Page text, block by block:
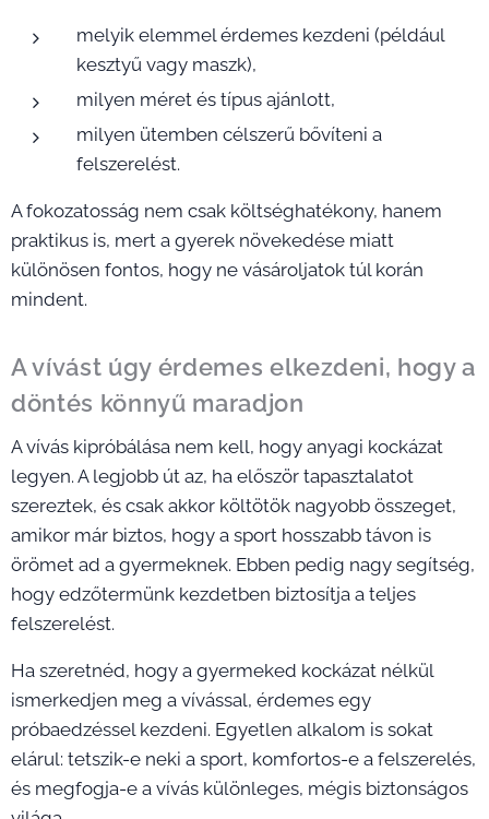
melyik elemmel érdemes kezdeni (például
kesztyű vagy maszk),
milyen méret és típus ajánlott,
milyen ütemben célszerű bővíteni a
felszerelést.
A fokozatosság nem csak költséghatékony, hanem
praktikus is, mert a gyerek növekedése miatt
különösen fontos, hogy ne vásároljatok túl korán
mindent.
A vívást úgy érdemes elkezdeni, hogy a
döntés könnyű maradjon
A vívás kipróbálása nem kell, hogy anyagi kockázat
legyen. A legjobb út az, ha először tapasztalatot
szereztek, és csak akkor költötök nagyobb összeget,
amikor már biztos, hogy a sport hosszabb távon is
örömet ad a gyermeknek. Ebben pedig nagy segítség,
hogy edzőtermünk kezdetben biztosítja a teljes
felszerelést.
Ha szeretnéd, hogy a gyermeked kockázat nélkül
ismerkedjen meg a vívással, érdemes egy
próbaedzéssel kezdeni. Egyetlen alkalom is sokat
elárul: tetszik-e neki a sport, komfortos-e a felszerelés,
és megfogja-e a vívás különleges, mégis biztonságos